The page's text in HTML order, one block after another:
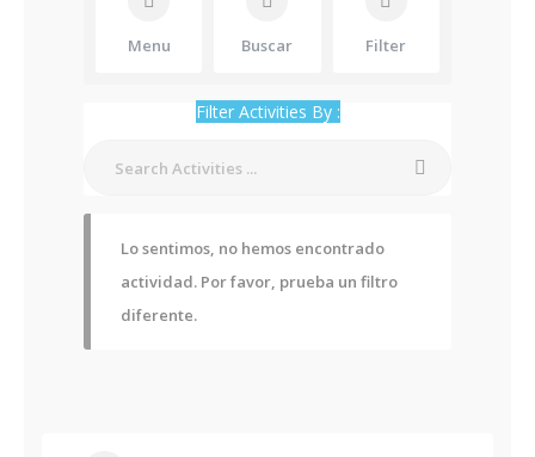
Menu Buscar Filter
Filter Activities By :
Lo sentimos, no hemos encontrado
actividad. Por favor, prueba un filtro
diferente.